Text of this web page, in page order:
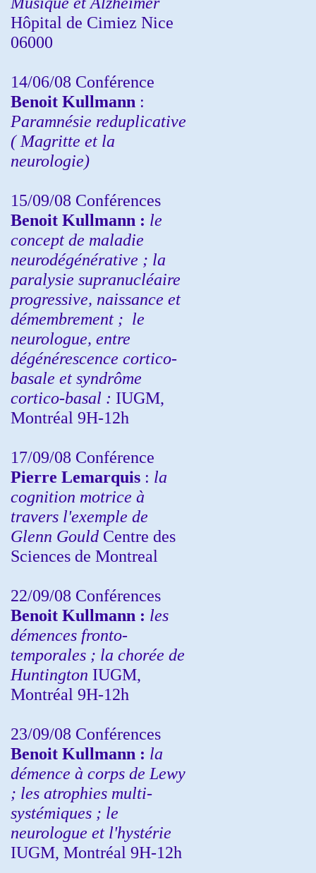
Hôpital de Cimiez Nice
06000
14/06/08 Conférence
Benoit Kullmann :
Paramnésie reduplicative
( Magritte et la
neurologie)
15/09/08 Conférences
Benoit Kullmann : le
concept de maladie
neurodégénérative ; la
paralysie supranucléaire
progressive, naissance et
démembrement ; le
neurologue, entre
dégénérescence cortico-
basale et syndrôme
cortico-basal : IUGM,
Montréal 9H-12h
17/09/08 Conférence
Pierre Lemarquis : la
cognition motrice à
travers l'exemple de
Glenn Gould Centre des
Sciences de Montreal
22/09/08 Conférences
Benoit Kullmann : les
démences fronto-
temporales ; la chorée de
Huntington IUGM,
Montréal 9H-12h
23/09/08 Conférences
Benoit Kullmann : la
démence à corps de Lewy
; les atrophies multi-
systémiques ; le
neurologue et l'hystérie
IUGM, Montréal 9H-12h